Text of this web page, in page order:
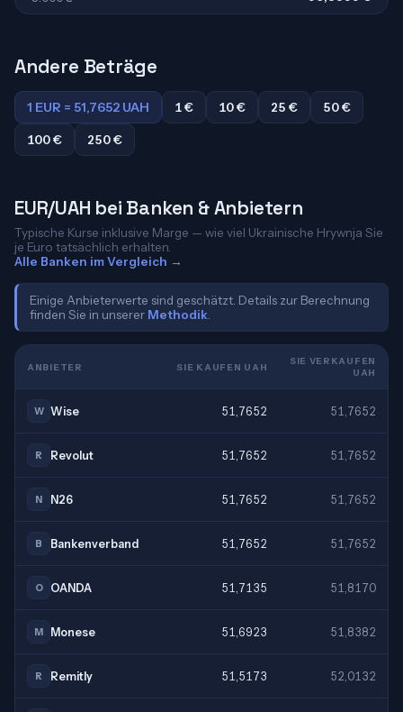
Andere Beträge
1 EUR = 51,7652 UAH 1 € 10 € 25 €
50 €
100 €
250 €
EUR/UAH bei Banken & Anbietern
Typische Kurse inklusive Marge — wie viel Ukrainische Hrywnja Sie
je Euro tatsächlich erhalten.
Alle Banken im Vergleich →
Einige Anbieterwerte sind geschätzt. Details zur Berechnung
finden Sie in unserer Methodik
ANBIETER SIE KAUFEN UAH
SIE VERKAUFEN
UAH
W Wise 51,7652 51,7652
R Revolut 51,7652 51,7652
N N26 51,7652 51,7652
B Bankenverband 51,7652 51,7652
O OANDA 51,7135 51,8170
M Monese 51,6923 51,8382
R Remitly 51,5173 52,0132